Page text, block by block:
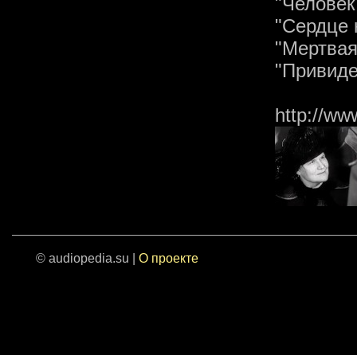
"Сердце
http://
© audiopedia.su | О проекте